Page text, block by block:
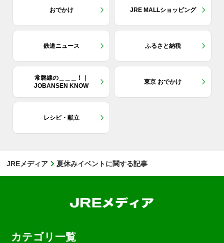
おでかけ JRE MALLショッピング
鉄道ニュース ふるさと納税
常磐線の＿＿＿！｜
JOBANSEN KNOW
東京 おでかけ
レシピ・献立
JREメディア 夏休みイベントに関する記事
カテゴリ一覧